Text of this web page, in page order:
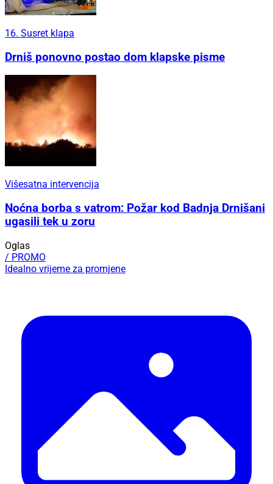
16. Susret klapa
Drniš ponovno postao dom klapske pisme
Višesatna intervencija
Noćna borba s vatrom: Požar kod Badnja Drnišani
ugasili tek u zoru
Oglas
/ PROMO
Idealno vrijeme za promjene